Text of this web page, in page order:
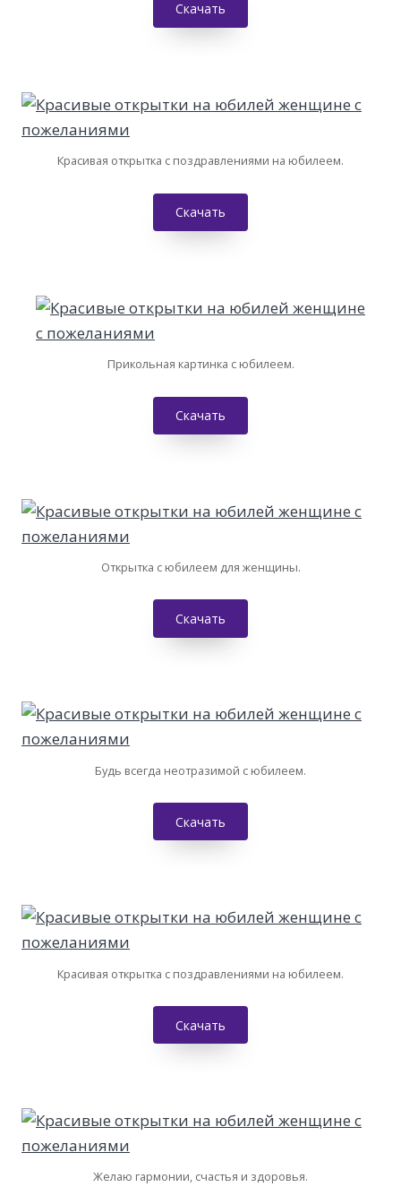
Скачать
Красивая открытка с поздравлениями на юбилеем.
Скачать
Прикольная картинка с юбилеем.
Скачать
Открытка с юбилеем для женщины.
Скачать
Будь всегда неотразимой с юбилеем.
Скачать
Красивая открытка с поздравлениями на юбилеем.
Скачать
Желаю гармонии, счастья и здоровья.